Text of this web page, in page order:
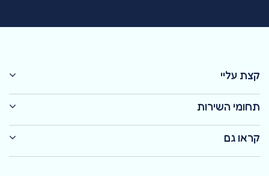
קצת עליי
תחומי השירות
קראו גם